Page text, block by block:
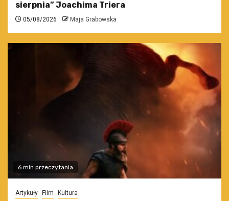
sierpnia” Joachima Triera
05/08/2026 Maja Grabowska
6 min przeczytania
Artykuły Film Kultura